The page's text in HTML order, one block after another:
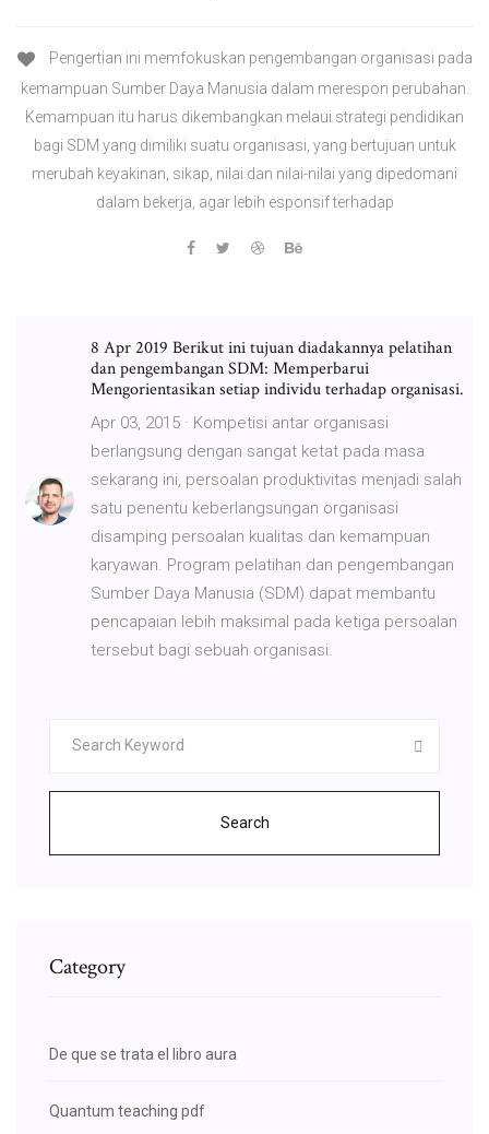
Pengertian ini memfokuskan pengembangan organisasi pada
kemampuan Sumber Daya Manusia dalam merespon perubahan.
Kemampuan itu harus dikembangkan melaui strategi pendidikan
bagi SDM yang dimiliki suatu organisasi, yang bertujuan untuk
merubah keyakinan, sikap, nilai dan nilai-nilai yang dipedomani
dalam bekerja, agar lebih esponsif terhadap
8 Apr 2019 Berikut ini tujuan diadakannya pelatihan
dan pengembangan SDM: Memperbarui
Mengorientasikan setiap individu terhadap organisasi.
Apr 03, 2015 · Kompetisi antar organisasi
berlangsung dengan sangat ketat pada masa
sekarang ini, persoalan produktivitas menjadi salah
satu penentu keberlangsungan organisasi
disamping persoalan kualitas dan kemampuan
karyawan. Program pelatihan dan pengembangan
Sumber Daya Manusia (SDM) dapat membantu
pencapaian lebih maksimal pada ketiga persoalan
tersebut bagi sebuah organisasi.
Search
Category
De que se trata el libro aura
Quantum teaching pdf